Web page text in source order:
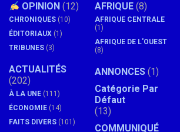
OPINION (12)
CHRONIQUES (10)
ÉDITORIAUX (1)
TRIBUNES (3)
ACTUALITÉS
(202)
À LA UNE (111)
ÉCONOMIE (14)
FAITS DIVERS (101)
AFRIQUE (8)
AFRIQUE CENTRALE
(1)
AFRIQUE DE L'OUEST
(8)
ANNONCES (1)
Catégorie Par
Défaut
(13)
COMMUNIQUÉ